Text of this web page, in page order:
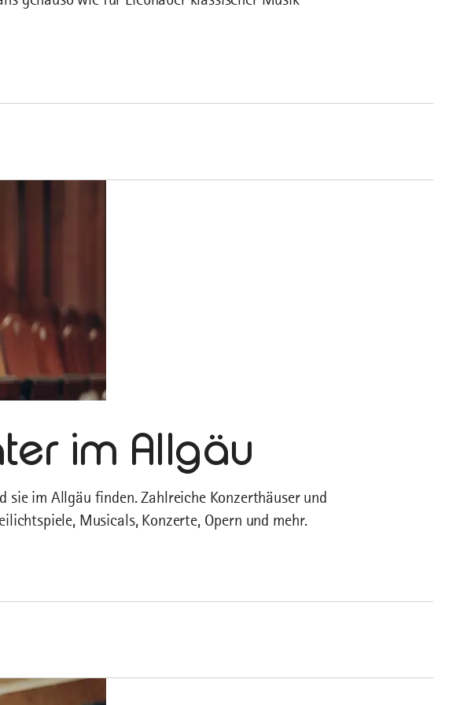
im Allgäu
sie im Allgäu finden. Zahlreiche Konzerthäuser und
Musicals, Konzerte, Opern und mehr.